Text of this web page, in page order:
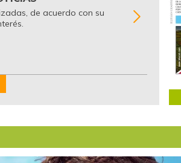
de acuerdo con su